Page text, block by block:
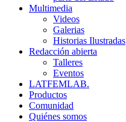
Multimedia
Videos
Galerias
Historias Ilustradas
Redacción abierta
Talleres
Eventos
LATFEMLAB.
Productos
Comunidad
Quiénes somos